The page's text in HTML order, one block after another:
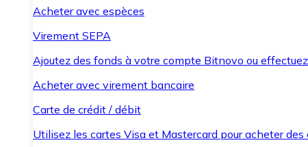
Acheter avec espèces
Virement SEPA
Ajoutez des fonds à votre compte Bitnovo ou
Acheter avec virement bancaire
Carte de crédit / débit
Utilisez les cartes Visa et Mastercard pour acheter